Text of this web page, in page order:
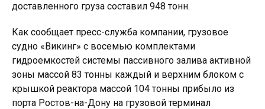
доставленного груза составил 948 тонн.
Как сообщает пресс-служба компании, грузовое
судно «Викинг» с восемью комплектами
гидроемкостей системы пассивного залива активной
зоны массой 83 тонны каждый и верхним блоком с
крышкой реактора массой 104 тонны прибыло из
порта Ростов-на-Дону на грузовой терминал